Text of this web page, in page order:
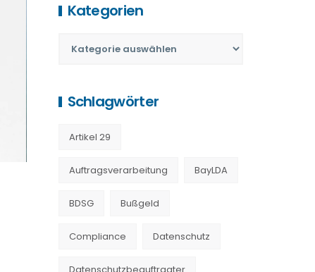
Kategorien
Schlagwörter
Artikel 29
Auftragsverarbeitung BayLDA
BDSG Bußgeld
Compliance Datenschutz